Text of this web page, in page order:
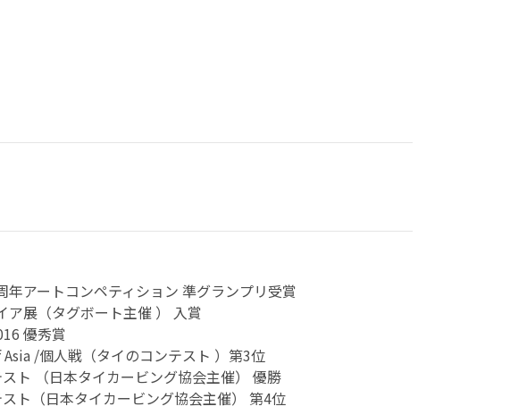
アートコンペティション 準グランプリ受賞
展（タグボート主催 ） 入賞
優秀賞
/個人戦（タイのコンテスト ）第3位
ト （日本タイカービング協会主催） 優勝
ト（日本タイカービング協会主催） 第4位